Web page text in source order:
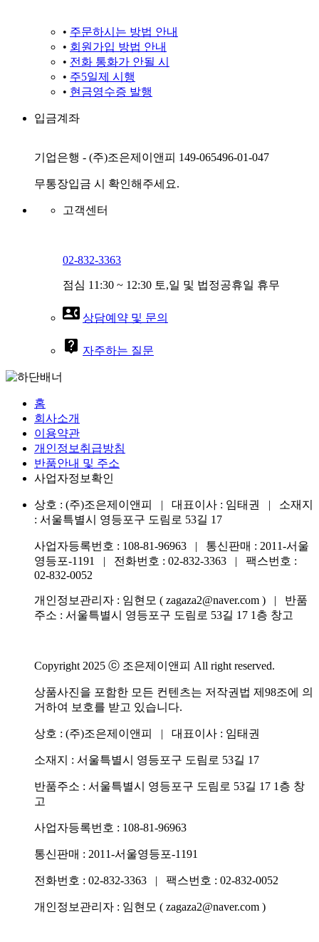
• 주문하시는 방법 안내
• 회원가입 방법 안내
• 전화 통화가 안될 시
• 주5일제 시행
• 현금영수증 발행
입금계좌
기업은행 - (주)조은제이앤피 149-065496-01-047
무통장입금 시 확인해주세요.
고객센터
02-832-3363
점심 11:30 ~ 12:30 토,일 및 법정공휴일 휴무
contact_phone 상담예약 및 문의
live_help 자주하는 질문
홈
회사소개
이용약관
개인정보취급방침
반품안내 및 주소
사업자정보확인
상호 : (주)조은제이앤피 | 대표이사 : 임태권 | 소재지
: 서울특별시 영등포구 도림로 53길 17
사업자등록번호 : 108-81-96963 | 통신판매 : 2011-서울
영등포-1191 | 전화번호 : 02-832-3363 | 팩스번호 :
02-832-0052
개인정보관리자 : 임현모 ( zagaza2@naver.com ) | 반품
주소 : 서울특별시 영등포구 도림로 53길 17 1층 창고
Copyright 2025 ⓒ 조은제이앤피 All right reserved.
상품사진을 포함한 모든 컨텐츠는 저작권법 제98조에 의
거하여 보호를 받고 있습니다.
상호 : (주)조은제이앤피 | 대표이사 : 임태권
소재지 : 서울특별시 영등포구 도림로 53길 17
반품주소 : 서울특별시 영등포구 도림로 53길 17 1층 창
고
사업자등록번호 : 108-81-96963
통신판매 : 2011-서울영등포-1191
전화번호 : 02-832-3363 | 팩스번호 : 02-832-0052
개인정보관리자 : 임현모 ( zagaza2@naver.com )